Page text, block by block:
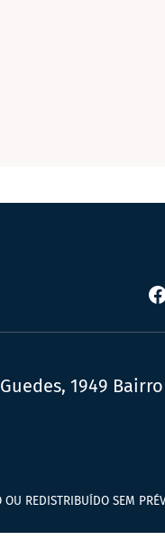
1949
REDISTRIBUÍDO SEM